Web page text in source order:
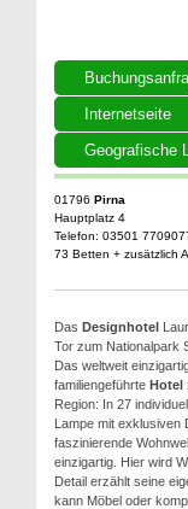
Internetseite
Geografische
01796 Pirna
Hauptplatz 4
Telefon: 03501
73 Betten + zusätzlich
Das Designhotel
Tor zum Nationalpark
Das weltweit
familiengeführte Hotel
Region: In 27
Lampe mit exklusiven
faszinierende
einzigartig. Hier wird
Detail erzählt seine
kann Möbel oder